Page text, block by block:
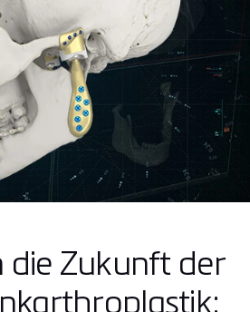
die Zukunft der